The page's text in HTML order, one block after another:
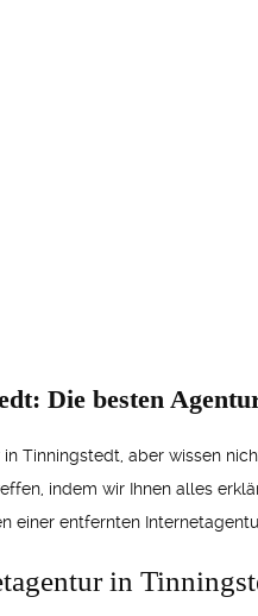
Die besten
Tinningstedt, aber wissen
indem wir Ihnen alles
einer entfernten
in